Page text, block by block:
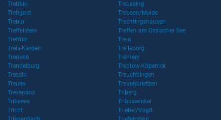
Trebbin
Trebesing
Trebgast
Trebsen/Mulde
Trebur
Trechtingshausen
Treffelstein
Treffen am Ossiacher See
Treffurt
Treia
Treis-Karden
Trelleborg
Tremelo
Trémery
Trendelburg
Treptow-Köpenick
Tressin
Treuchtlingen
Treuen
Treuenbrietzen
Trévenans
Triberg
Tribsees
Tribuswinkel
Tricht
Triebel/Vogtl.